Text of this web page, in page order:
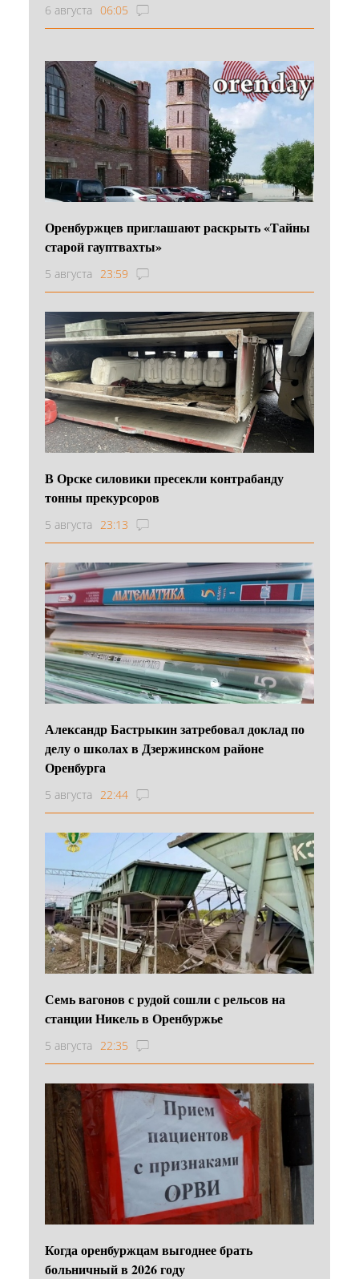
6 августа 06:05
Оренбуржцев приглашают раскрыть «Тайны
старой гауптвахты»
5 августа 23:59
В Орске силовики пресекли контрабанду
тонны прекурсоров
5 августа 23:13
Александр Бастрыкин затребовал доклад по
делу о школах в Дзержинском районе
Оренбурга
5 августа 22:44
Семь вагонов с рудой сошли с рельсов на
станции Никель в Оренбуржье
5 августа 22:35
Когда оренбуржцам выгоднее брать
больничный в 2026 году